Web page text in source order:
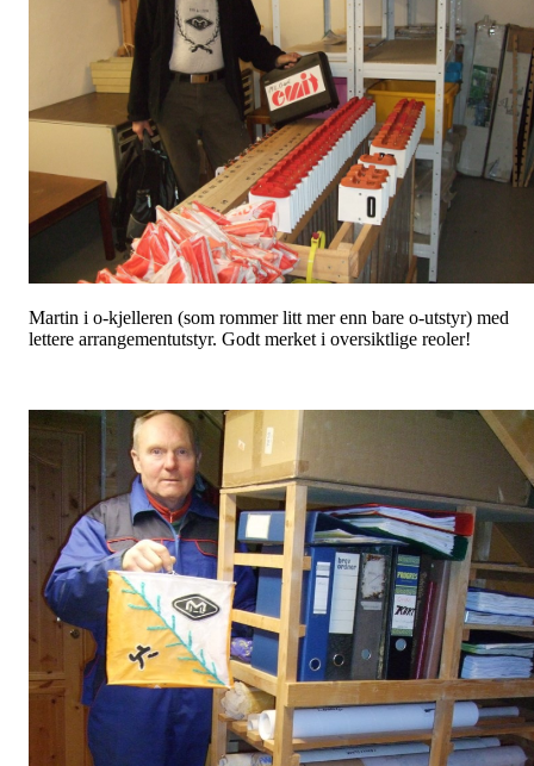
Martin i o-kjelleren (som rommer litt mer enn bare o-utstyr) med
lettere arrangementutstyr. Godt merket i oversiktlige reoler!